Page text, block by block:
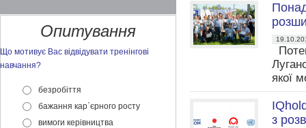
Опитування
Що мотивує Вас відвідувати тренінгові
навчання?
безробіття
бажання кар`єрного росту
вимоги керівництва
якої
з